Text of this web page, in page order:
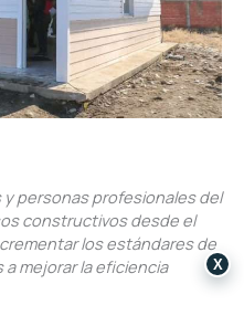
y personas profesionales del
constructivos desde el
los estándares de
mejorar la eficiencia
X